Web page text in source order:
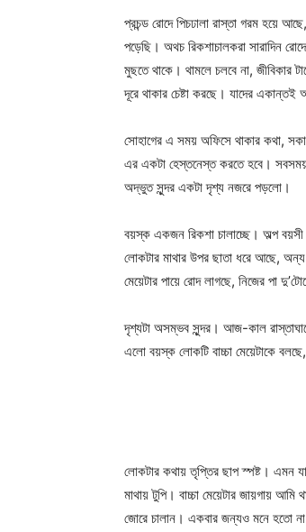
প্রচন্ড রোদে পিচঢালা রাস্তা গরম হয়ে
পড়েছি। অথচ রিকশাচালকরা সারাদিন
মুছতে থাকে। থামলে চলবে না, জীবিকার
দূরে থাকার চেষ্টা করছে। যাদের
সোহাগের এ সময় অফিসে থাকার কথা,
এর একটা হেস্তনেস্ত করতে হবে। সবসময়
অদ্ভুত সুন্দর একটা দৃশ্য নজরে পড়লো।
বয়স্ক একজন রিকশা চালাচ্ছে। অল্প
লোকটার মাথার উপর ছাতা ধরে আছে,
মেয়েটার পায়ে রোদ লাগছে, নিজের পা
দৃশ্যটা অসম্ভব সুন্দর। আজ-কাল
এলো বয়স্ক লোকটি বাচ্চা মেয়েটাকে
লোকটার কথায় তৃপ্তির ছাপ স্পষ্ট। এমন
মাথায় টুপি। বাচ্চা মেয়েটার জায়গায়
জোরে চালান। একবার জন্যও মনে হতো না